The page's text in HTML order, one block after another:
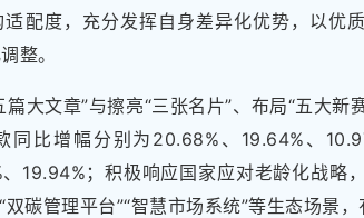
配度，充分发挥自身差异化优势，以优
整。
篇大文章”与擦亮“三张名片”、布局“五大
同比增幅分别为20.68%、19.64%、
19.94%；积极响应国家应对老龄化战略
碳管理平台”“智慧市场系统”等生态场景